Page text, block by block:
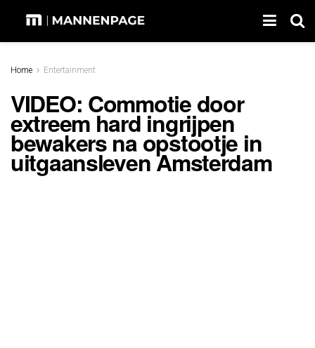
Home Entertainment
VIDEO: Commotie door
extreem hard ingrijpen
bewakers na opstootje in
uitgaansleven Amsterdam